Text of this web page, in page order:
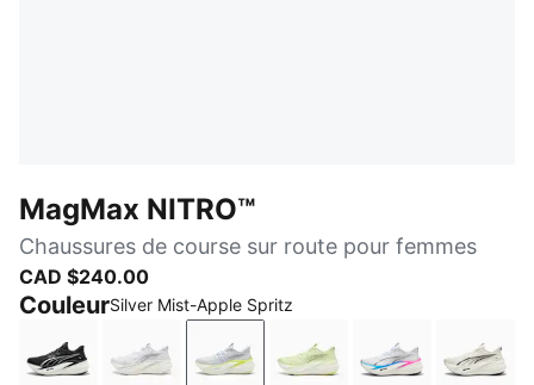
MagMax NITRO™
Chaussures de course sur route pour femmes
CAD $240.00
CouleurSilver Mist-Apple Spritz
PUMA Black-PUMA White
PUMA White-PUMA Silver
Silver Mist-Apple Spritz
Apple Spritz-Lux Lime
PUMA White-
Warm